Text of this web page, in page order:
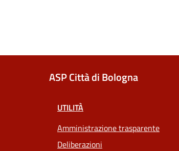
ASP Città di Bologna
UTILITÀ
Amministrazione trasparente
Deliberazioni